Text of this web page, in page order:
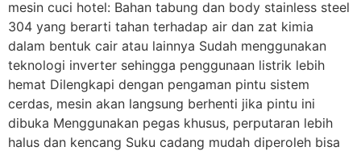
mesin cuci hotel: Bahan tabung dan body stainless steel
304 yang berarti tahan terhadap air dan zat kimia
dalam bentuk cair atau lainnya Sudah menggunakan
teknologi inverter sehingga penggunaan listrik lebih
hemat Dilengkapi dengan pengaman pintu sistem
cerdas, mesin akan langsung berhenti jika pintu ini
dibuka Menggunakan pegas khusus, perputaran lebih
halus dan kencang Suku cadang mudah diperoleh bisa